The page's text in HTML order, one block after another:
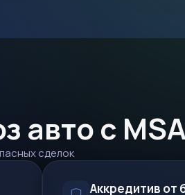
авто с
сделок
Аккредитив от